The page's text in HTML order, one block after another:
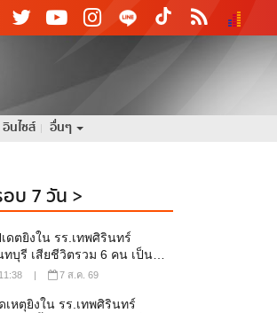
นไซส์
อื่นๆ
บ 7 วัน >
ดตยิงใน รร.เทพศิรินทร์
บุรี เสียชีวิตรวม 6 คน เป็นครู
ก่อเหตุ 1
11:38 | 7 ส.ค. 69
เหตุยิงใน รร.เทพศิรินทร์